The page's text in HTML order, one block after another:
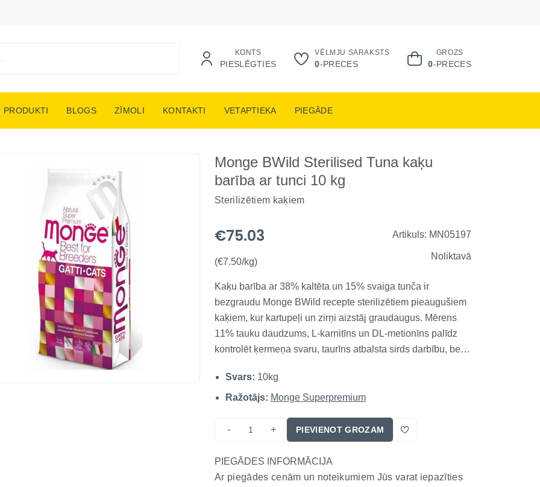
KONTS
PIESLĒGTIES
VĒLMJU SARAKSTS
0-PRECES
GROZS
0-PRECES
PRODUKTI BLOGS ZĪMOLI KONTAKTI VETAPTIEKA PIEGĀDE
Monge BWild Sterilised Tuna kaķu
barība ar tunci 10 kg
Sterilizētiem kaķiem
€75.03
(€7.50/kg)
Artikuls: MN05197
Noliktavā
Kaķu barība ar 38% kaltēta un 15% svaiga tunča ir
bezgraudu Monge BWild recepte sterilizētiem pieaugušiem
kaķiem, kur kartupeļi un zirņi aizstāj graudaugus. Mērens
11% tauku daudzums, L-karnitīns un DL-metionīns palīdz
kontrolēt ķermeņa svaru, taurīns atbalsta sirds darbību, bet
XOS prebiotikas palīdz uzturēt zarnu mikrobiotas līdzsvaru,
juka v...
Svars: 10kg
Ražotājs: Monge Superpremium
- + PIEVIENOT GROZAM
PIEGĀDES INFORMĀCIJA
Ar piegādes cenām un noteikumiem Jūs varat iepazīties